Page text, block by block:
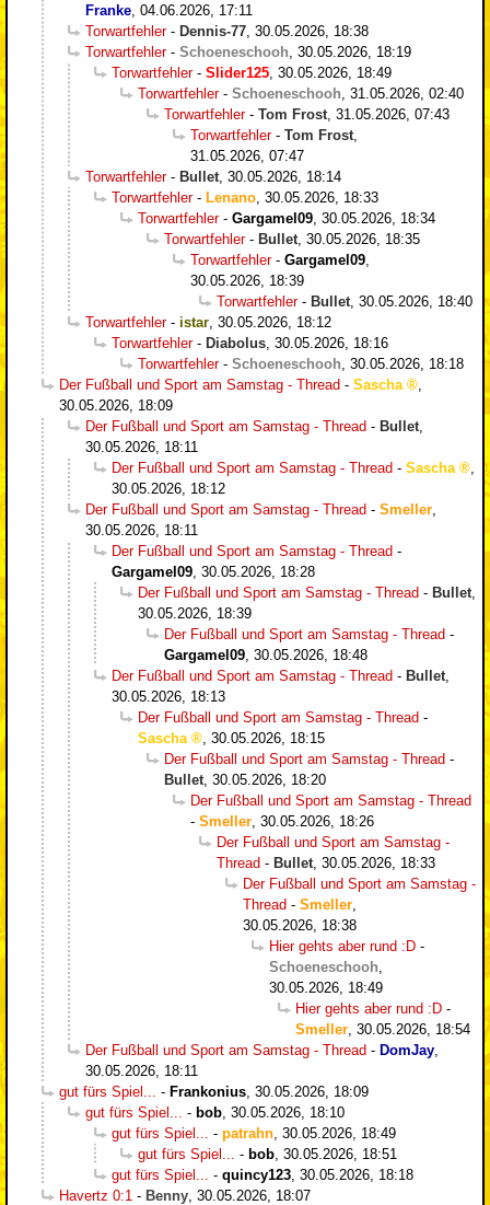
Franke 04.06.2026, 17:11
Torwartfehler- Dennis-77 30.05.2026, 18:38
Torwartfehler- Schoeneschooh 30.05.2026, 18:19
Torwartfehler- Slider125 30.05.2026, 18:49
Torwartfehler- Schoeneschooh 31.05.2026, 02:40
Torwartfehler- Tom Frost 31.05.2026, 07:43
Torwartfehler- Tom Frost
31.05.2026, 07:47
Torwartfehler- Bullet 30.05.2026, 18:14
Torwartfehler- Lenano 30.05.2026, 18:33
Torwartfehler- Gargamel09 30.05.2026, 18:34
Torwartfehler- Bullet 30.05.2026, 18:35
Torwartfehler- Gargamel09
30.05.2026, 18:39
Torwartfehler- Bullet 30.05.2026, 18:40
Torwartfehler- istar 30.05.2026, 18:12
Torwartfehler- Diabolus 30.05.2026, 18:16
Torwartfehler- Schoeneschooh 30.05.2026, 18:18
Der Fußball und Sport am Samstag - Thread - Sascha
30.05.2026, 18:09
Der Fußball und Sport am Samstag - Thread - Bullet
30.05.2026, 18:11
Der Fußball und Sport am Samstag - Thread - Sascha
30.05.2026, 18:12
Der Fußball und Sport am Samstag - Thread - Smeller
30.05.2026, 18:11
Der Fußball und Sport am Samstag - Thread -
Gargamel09 30.05.2026, 18:28
Der Fußball und Sport am Samstag - Thread - Bullet
30.05.2026, 18:39
Der Fußball und Sport am Samstag - Thread -
Gargamel09 30.05.2026, 18:48
Der Fußball und Sport am Samstag - Thread - Bullet
30.05.2026, 18:13
Der Fußball und Sport am Samstag - Thread -
Sascha
30.05.2026, 18:15
Der Fußball und Sport am Samstag - Thread -
Bullet 30.05.2026, 18:20
Der Fußball und Sport am Samstag - Thread
- Smeller 30.05.2026, 18:26
Der Fußball und Sport am Samstag -
Thread - Bullet 30.05.2026, 18:33
Der Fußball und Sport am Samstag -
Thread - Smeller
30.05.2026, 18:38
Hier gehts aber rund :D -
Schoeneschooh
30.05.2026, 18:49
Hier gehts aber rund :D -
Smeller 30.05.2026, 18:54
Der Fußball und Sport am Samstag - Thread - DomJay
30.05.2026, 18:11
gut fürs Spiel...
- Frankonius 30.05.2026, 18:09
gut fürs Spiel...
- bob 30.05.2026, 18:10
gut fürs Spiel...
- patrahn 30.05.2026, 18:49
gut fürs Spiel...
- bob 30.05.2026, 18:51
gut fürs Spiel...
- quincy123 30.05.2026, 18:18
Havertz 0:1 - Benny 30.05.2026, 18:07